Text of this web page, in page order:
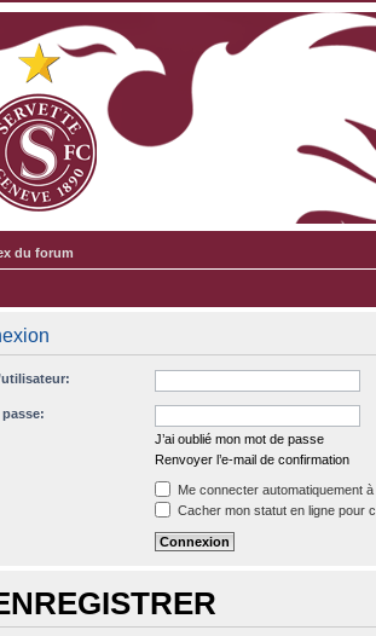
du forum
J’ai oublié mon mot de passe
Renvoyer l’e-mail de confirmation
Me connecter automatiquement
Cacher mon statut en ligne pour